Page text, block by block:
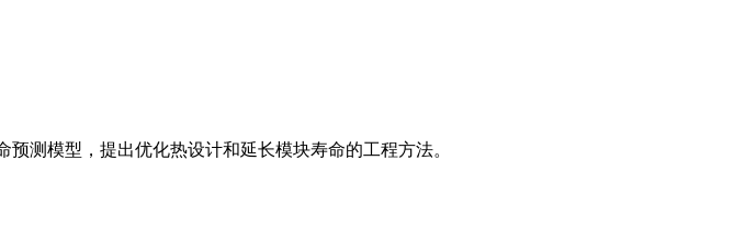
测模型，提出优化热设计和延长模块寿命的工程方法。